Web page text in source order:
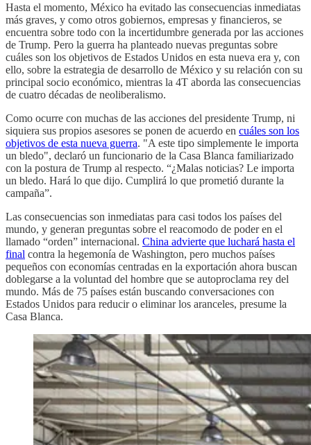
Hasta el momento, México ha evitado las consecuencias inmediatas
más graves, y como otros gobiernos, empresas y financieros, se
encuentra sobre todo con la incertidumbre generada por las acciones
de Trump. Pero la guerra ha planteado nuevas preguntas sobre
cuáles son los objetivos de Estados Unidos en esta nueva era y, con
ello, sobre la estrategia de desarrollo de México y su relación con su
principal socio económico, mientras la 4T aborda las consecuencias
de cuatro décadas de neoliberalismo.
Como ocurre con muchas de las acciones del presidente Trump, ni
siquiera sus propios asesores se ponen de acuerdo en cuáles son los
objetivos de esta nueva guerra. "A este tipo simplemente le importa
un bledo", declaró un funcionario de la Casa Blanca familiarizado
con la postura de Trump al respecto. “¿Malas noticias? Le importa
un bledo. Hará lo que dijo. Cumplirá lo que prometió durante la
campaña”.
Las consecuencias son inmediatas para casi todos los países del
mundo, y generan preguntas sobre el reacomodo de poder en el
llamado “orden” internacional. China advierte que luchará hasta el
final contra la hegemonía de Washington, pero muchos países
pequeños con economías centradas en la exportación ahora buscan
doblegarse a la voluntad del hombre que se autoproclama rey del
mundo. Más de 75 países están buscando conversaciones con
Estados Unidos para reducir o eliminar los aranceles, presume la
Casa Blanca.